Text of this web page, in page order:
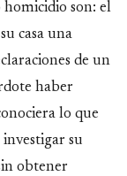
homicidio son: el
casa una
de un
haber
lo que
su
obtener